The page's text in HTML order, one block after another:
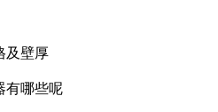
及壁厚
有哪些呢